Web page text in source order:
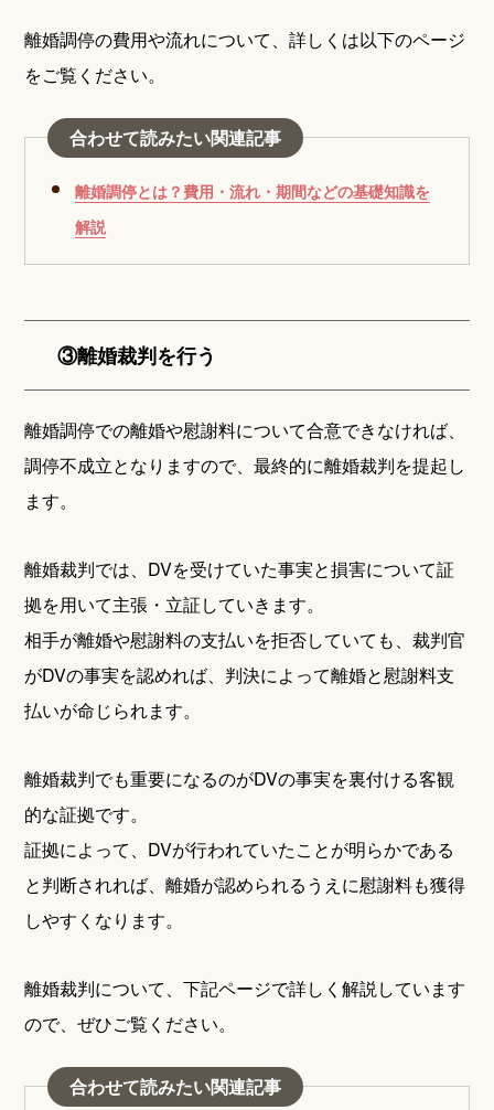
離婚調停の費用や流れについて、詳しくは以下のページ
をご覧ください。
合わせて読みたい関連記事
離婚調停とは？費用・流れ・期間などの基礎知識を
解説
③離婚裁判を行う
離婚調停での離婚や慰謝料について合意できなければ、
調停不成立となりますので、最終的に離婚裁判を提起し
ます。
離婚裁判では、DVを受けていた事実と損害について証
拠を用いて主張・立証していきます。
相手が離婚や慰謝料の支払いを拒否していても、裁判官
がDVの事実を認めれば、判決によって離婚と慰謝料支
払いが命じられます。
離婚裁判でも重要になるのがDVの事実を裏付ける客観
的な証拠です。
証拠によって、DVが行われていたことが明らかである
と判断されれば、離婚が認められるうえに慰謝料も獲得
しやすくなります。
離婚裁判について、下記ページで詳しく解説しています
ので、ぜひご覧ください。
合わせて読みたい関連記事